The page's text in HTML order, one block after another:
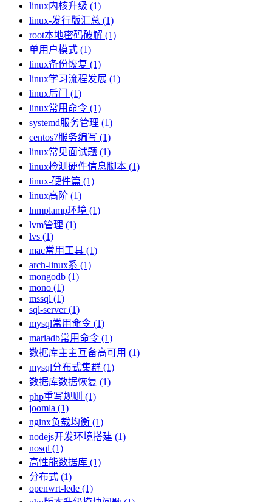
linux内核升级 (1)
linux-发行版汇总 (1)
root本地密码破解 (1)
单用户模式 (1)
linux备份恢复 (1)
linux学习流程发展 (1)
linux后门 (1)
linux常用命令 (1)
systemd服务管理 (1)
centos7服务编写 (1)
linux常见面试题 (1)
linux检测硬件信息脚本 (1)
linux-硬件篇 (1)
linux高阶 (1)
lnmplamp环境 (1)
lvm管理 (1)
lvs (1)
mac常用工具 (1)
arch-linux系 (1)
mongodb (1)
mono (1)
mssql (1)
sql-server (1)
mysql常用命令 (1)
mariadb常用命令 (1)
数据库主主互备高可用 (1)
mysql分布式集群 (1)
数据库数据恢复 (1)
php重写规则 (1)
joomla (1)
nginx负载均衡 (1)
nodejs开发环境搭建 (1)
nosql (1)
高性能数据库 (1)
分布式 (1)
openwrt-lede (1)